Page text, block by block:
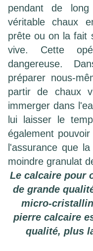
pendant de
véritable chaux
prête ou on la fait
vive. Cette
dangereuse.
préparer nous-
partir de chaux
immerger dans
lui laisser le
également
l'assurance que
moindre granulat
Le calcaire pour
de grande
micro-
pierre calcaire
qualité, plus